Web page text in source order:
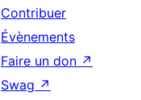
Contribuer
Évènements
Faire un don ↗
Swag ↗